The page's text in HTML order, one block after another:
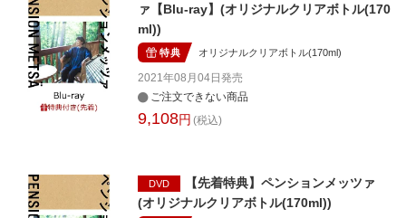
ァ【Blu-ray】(オリジナルクリアボトル(170
ml))
特典 オリジナルクリアボトル(170ml)
2021年08月04日発売
ご注文できない商品
9,108円 (税込)
DVD
【先着特典】ペンションメッツァ
(オリジナルクリアボトル(170ml))